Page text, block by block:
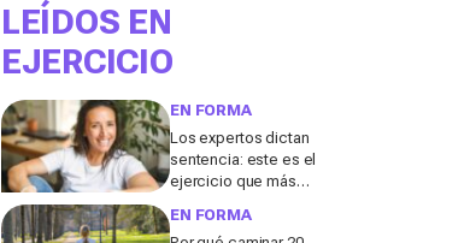
LEÍDOS EN
EJERCICIO
EN FORMA
Los expertos dictan
sentencia: este es el
ejercicio que más
mimar tu corazón y la
EN FORMA